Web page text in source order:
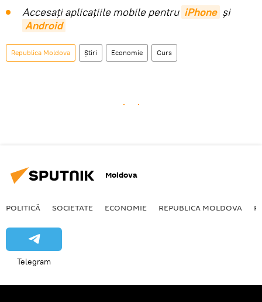
Accesaţi aplicaţiile mobile pentru iPhone și
Android
Republica Moldova Știri Economie Curs
Moldova
POLITICĂ SOCIETATE ECONOMIE REPUBLICA MOLDOVA
Telegram